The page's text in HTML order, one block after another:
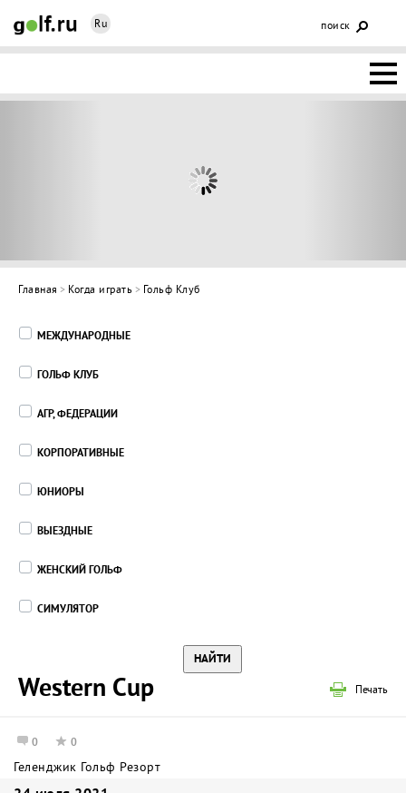
Ru поиск
Главная > Когда играть > Гольф Клуб
МЕЖДУНАРОДНЫЕ
ГОЛЬФ КЛУБ
АГР, ФЕДЕРАЦИИ
КОРПОРАТИВНЫЕ
ЮНИОРЫ
ВЫЕЗДНЫЕ
ЖЕНСКИЙ ГОЛЬФ
СИМУЛЯТОР
Печать
Western Cup
0 0
Геленджик Гольф Резорт